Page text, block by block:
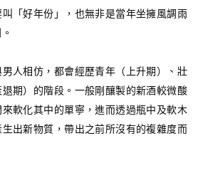
「好年份」，也無非是當年坐擁風調雨
人相仿，都會經歷青年（上升期）、壯
期）的階段。一般剛釀製的新酒較微酸
軟化其中的單寧，進而透過瓶中及軟木
出新物質，帶出之前所沒有的複雜度而